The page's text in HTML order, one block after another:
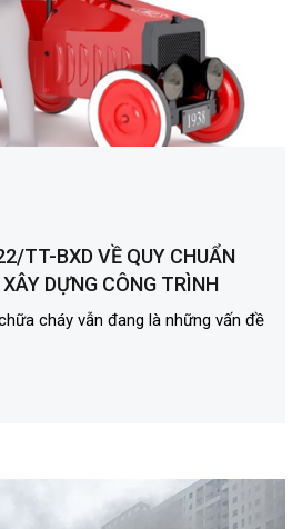
TT-BXD VỀ QUY CHUẨN
DỰNG CÔNG TRÌNH
cháy vẫn đang là những vấn đề